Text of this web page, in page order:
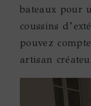
bateaux pour
coussins
pouvez
artisan